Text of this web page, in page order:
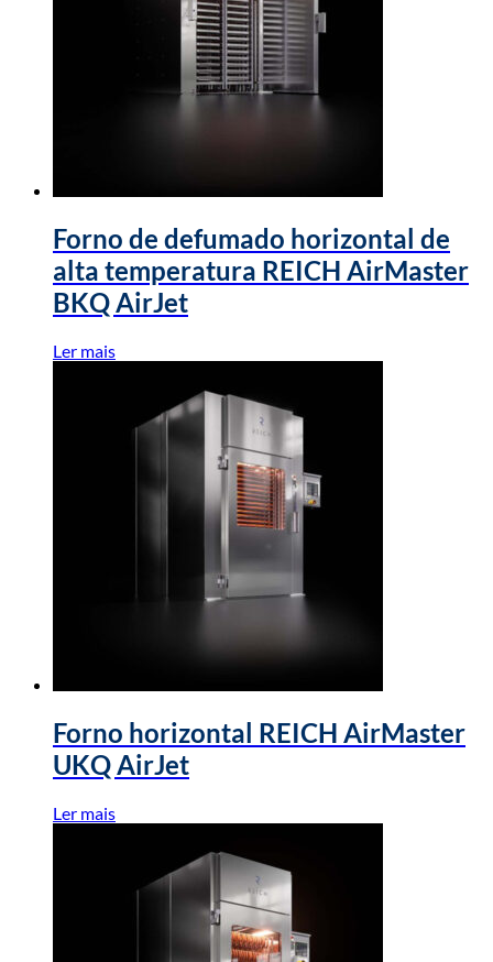
Forno de defumado horizontal de
alta temperatura REICH AirMaster
BKQ AirJet
Ler mais
Forno horizontal REICH AirMaster
UKQ AirJet
Ler mais